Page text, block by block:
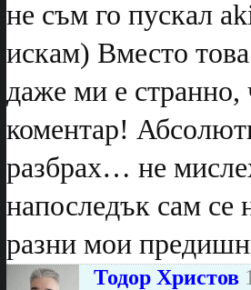
не съм го пускал
искам) Вместо
даже ми е странно,
коментар!
разбрах… не
напоследък сам се
разни мои
Тодор Христов